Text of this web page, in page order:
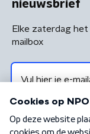
nieuwsbrief
Elke zaterdag
mailbox